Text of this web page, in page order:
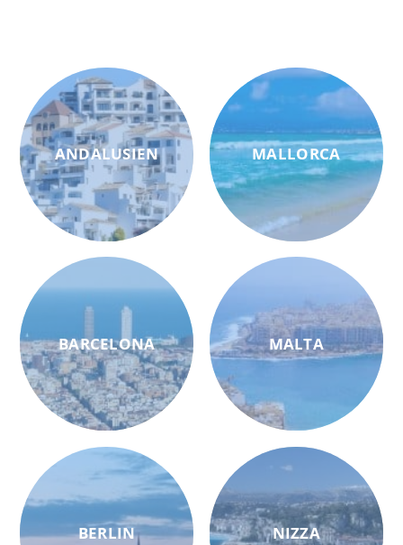
ANDALUSIEN
BARCELONA
BERLIN
MALLORCA
MALTA
NIZZA